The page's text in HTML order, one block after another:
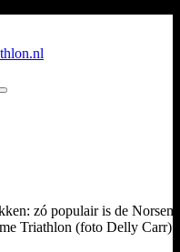
Triathlon (foto Delly Carr).